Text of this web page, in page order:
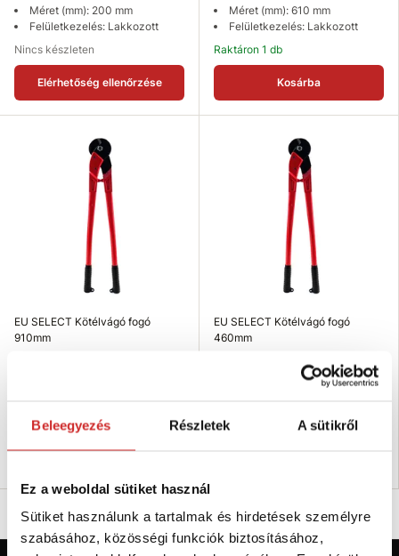
Beleegyezés Részletek A sütikről
Ez a weboldal sütiket használ
Sütiket használunk a tartalmak és hirdetések személyre
szabásához, közösségi funkciók biztosításához,
Méret (mm): 200 mm
Felületkezelés: Lakkozott
Nincs készleten
Elérhetőség ellenőrzése
Méret (mm): 610 mm
Felületkezelés: Lakkozott
Raktáron 1 db
Kosárba
EU SELECT Kötélvágó fogó
910mm
Raktáron 4 db
EU SELECT Kötélvágó fogó
460mm
Méret (mm): 460 mm
Nincs készleten